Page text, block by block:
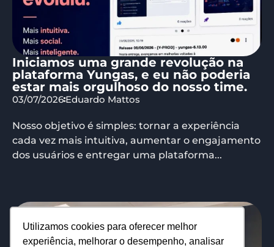
Utilizamos cookies para oferecer melhor
experiência, melhorar o desempenho, analisar
Iniciamos uma grande revolução na
plataforma Yungas, e eu não poderia
estar mais orgulhoso do nosso time.
03/07/2026 Eduardo Mattos
Nosso objetivo é simples: tornar a experiência
cada vez mais intuitiva, aumentar o engajamento
dos usuários e entregar uma plataforma...